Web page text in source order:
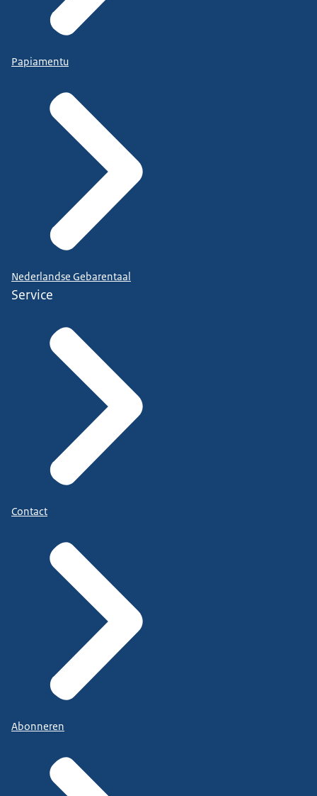
Papiamentu
Nederlandse Gebarentaal
Service
Contact
Abonneren